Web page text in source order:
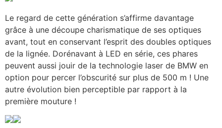
Le regard de cette génération s’affirme davantage
grâce à une découpe charismatique de ses optiques
avant, tout en conservant l’esprit des doubles optiques
de la lignée. Dorénavant à LED en série, ces phares
peuvent aussi jouir de la technologie laser de BMW en
option pour percer l’obscurité sur plus de 500 m ! Une
autre évolution bien perceptible par rapport à la
première mouture !